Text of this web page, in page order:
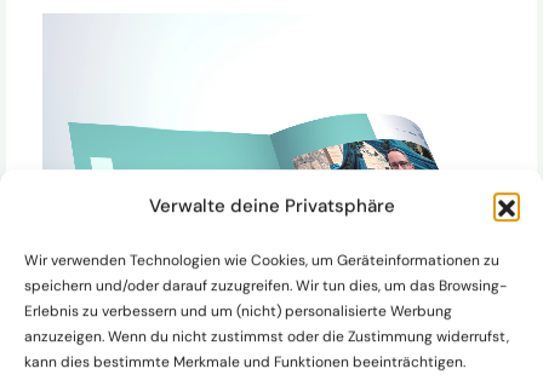
Verwalte deine Privatsphäre
Wir verwenden Technologien wie Cookies, um Geräteinformationen zu
speichern und/oder darauf zuzugreifen. Wir tun dies, um das Browsing-
Erlebnis zu verbessern und um (nicht) personalisierte Werbung
anzuzeigen. Wenn du nicht zustimmst oder die Zustimmung widerrufst,
kann dies bestimmte Merkmale und Funktionen beeinträchtigen.
Liebes Brautpaar,
eine freie Trauung lebt von Ideen, Emotionen und den